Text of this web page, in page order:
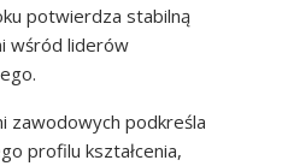
potwierdza stabilną
wśród liderów
zawodowych podkreśla
profilu kształcenia,